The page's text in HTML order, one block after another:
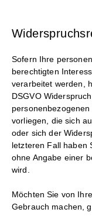
Sofern Ihre
berechtigten
verarbeitet werden,
DSGVO
vorliegen, die sich
oder sich der
letzteren Fall haben
ohne Angabe einer
wird.
Möchten Sie von
Gebrauch machen,